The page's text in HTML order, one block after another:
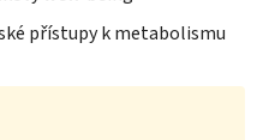
přístupy k metabolismu